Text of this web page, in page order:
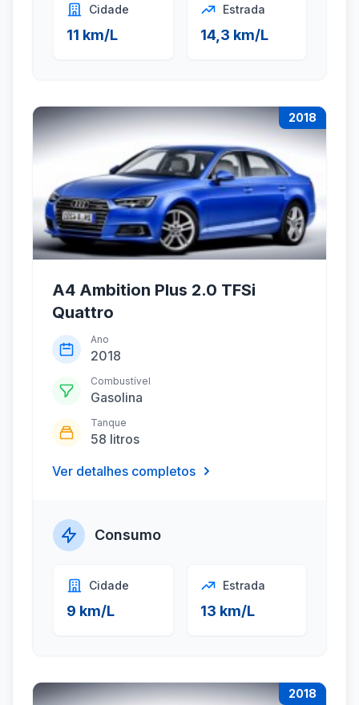
Cidade
11 km/L
Estrada
14,3 km/L
2018
A4 Ambition Plus 2.0 TFSi
Quattro
Ano
2018
Combustível
Gasolina
Tanque
58 litros
Ver detalhes completos
Consumo
Cidade
9 km/L
Estrada
13 km/L
2018